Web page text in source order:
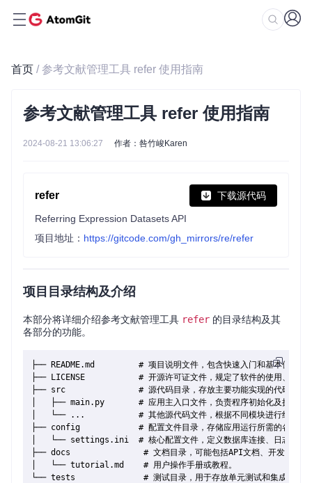
首页 / 参考文献管理工具 refer 使用指南
参考文献管理工具 refer 使用指南
2024-08-21 13:06:27 作者：咎竹峻Karen
refer 下载源代码
Referring Expression Datasets API
项目地址： https://gitcode.com/gh_mirrors/re/refer
项目目录结构及介绍
本部分将详细介绍参考文献管理工具 refer 的目录结构及其
各部分的功能。
├── README.md         # 项目说明文件，包含快速入门和基本使用说
├── LICENSE           # 开源许可证文件，规定了软件的使用、修改
├── src               # 源代码目录，存放主要功能实现的代码文件
│   ├── main.py       # 应用主入口文件，负责程序初始化及执行流
│   └── ...           # 其他源代码文件，根据不同模块进行组织。
├── config            # 配置文件目录，存储应用运行所需的各种配
│   └── settings.ini  # 核心配置文件，定义数据库连接、日志级别
├── docs               # 文档目录，可能包括API文档、开发指南等
│   └── tutorial.md    # 用户操作手册或教程。